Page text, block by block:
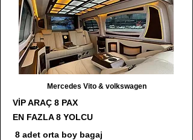
Mercedes Vito & volkswagen
VİP ARAÇ 8 PAX
EN FAZLA 8 YOLCU
8 adet orta boy bagaj